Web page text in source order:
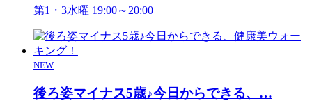
第1・3水曜 19:00～20:00
NEW
後ろ姿マイナス5歳♪今日からできる、 …